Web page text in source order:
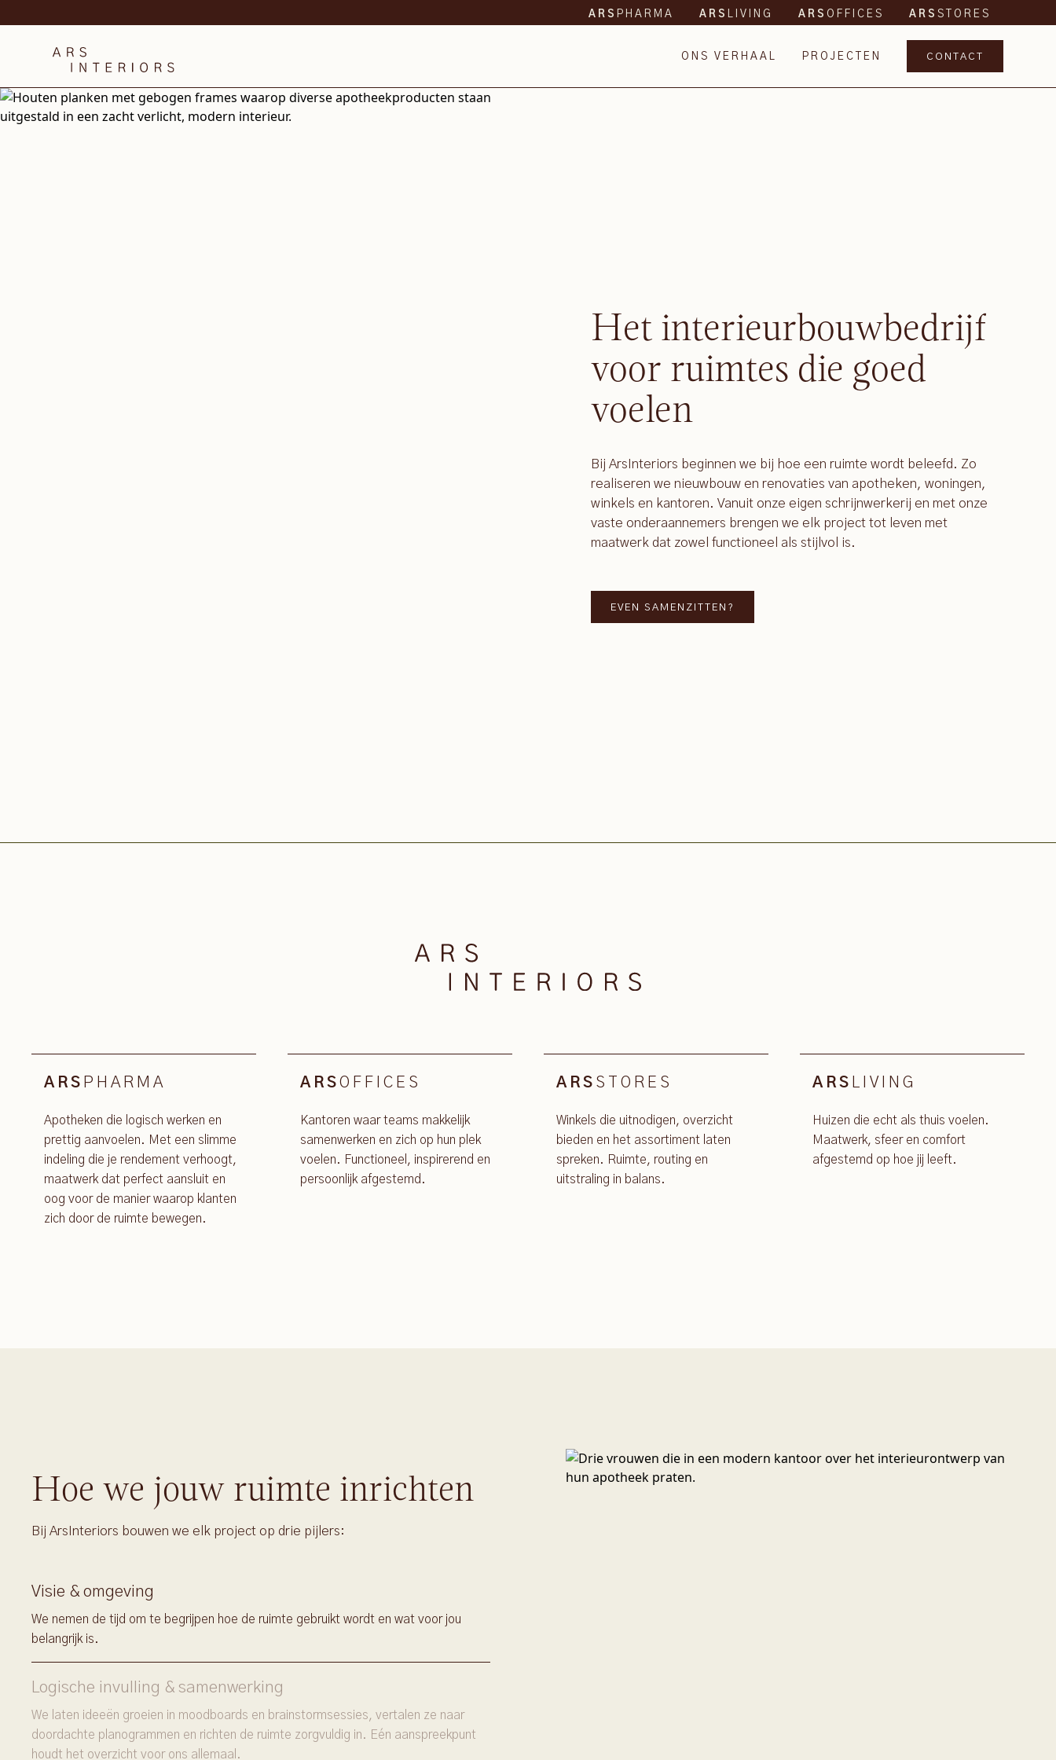
ARS PHARMA ARS LIVING ARS OFFICES ARS STORES
ONS VERHAAL PROJECTEN CONTACT
Het interieurbouwbedrijf
voor ruimtes die goed
voelen
Bij ArsInteriors beginnen we bij hoe een ruimte wordt beleefd. Zo
realiseren we nieuwbouw en renovaties van apotheken, woningen,
winkels en kantoren. Vanuit onze eigen schrijnwerkerij en met onze
vaste onderaannemers brengen we elk project tot leven met
maatwerk dat zowel functioneel als stijlvol is.
EVEN SAMENZITTEN?
ARS PHARMA
Apotheken die logisch werken en
prettig aanvoelen. Met een slimme
indeling die je rendement verhoogt,
maatwerk dat perfect aansluit en
oog voor de manier waarop klanten
zich door de ruimte bewegen.
ARS OFFICES
Kantoren waar teams makkelijk
samenwerken en zich op hun plek
voelen. Functioneel, inspirerend en
persoonlijk afgestemd.
ARS STORES
Winkels die uitnodigen, overzicht
bieden en het assortiment laten
spreken. Ruimte, routing en
uitstraling in balans.
ARS LIVING
Huizen die echt als thuis voelen.
Maatwerk, sfeer en comfort
afgestemd op hoe jij leeft.
Hoe we jouw ruimte inrichten
Bij ArsInteriors bouwen we elk project op drie pijlers:
Visie & omgeving
We nemen de tijd om te begrijpen hoe de ruimte gebruikt wordt en wat voor jou
belangrijk is.
Logische invulling & samenwerking
We laten ideeën groeien in moodboards en brainstormsessies, vertalen ze naar
doordachte planogrammen en richten de ruimte zorgvuldig in. Eén aanspreekpunt
houdt het overzicht voor ons allemaal.